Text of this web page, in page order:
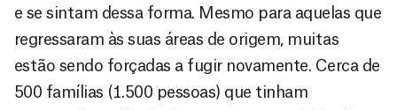
e se sintam dessa forma. Mesmo para aquelas que
regressaram às suas áreas de origem, muitas
estão sendo forçadas a fugir novamente. Cerca de
500 famílias (1.500 pessoas) que tinham